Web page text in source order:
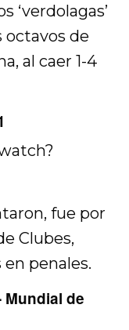
‘verdolagas’
octavos de
al caer 1-4
fue por
Clubes,
penales.
de